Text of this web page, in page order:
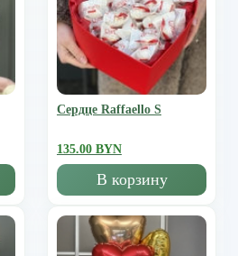
Сердце Raffaello S
135.00 BYN
В корзину